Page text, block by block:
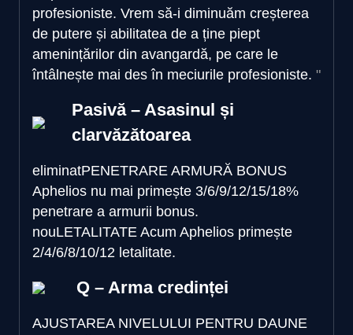
profesioniste. Vrem să-i diminuăm creșterea
de putere și abilitatea de a ține piept
amenințărilor din avangardă, pe care le
întâlnește mai des în meciurile profesioniste.
Pasivă – Asasinul și
clarvăzătoarea
eliminatPENETRARE ARMURĂ BONUS
Aphelios nu mai primește 3/6/9/12/15/18%
penetrare a armurii bonus.
nouLETALITATE Acum Aphelios primește
2/4/6/8/10/12 letalitate.
Q – Arma credinței
AJUSTAREA NIVELULUI PENTRU DAUNE